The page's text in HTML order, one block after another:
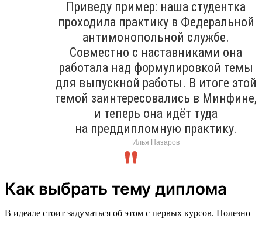
Приведу пример: наша студентка
проходила практику в Федеральной
антимонопольной службе.
Совместно с наставниками она
работала над формулировкой темы
для выпускной работы. В итоге этой
темой заинтересовались в Минфине,
и теперь она идёт туда
на преддипломную практику.
Илья Назаров
Как выбрать тему диплома
В идеале стоит задуматься об этом с первых курсов. Полезно